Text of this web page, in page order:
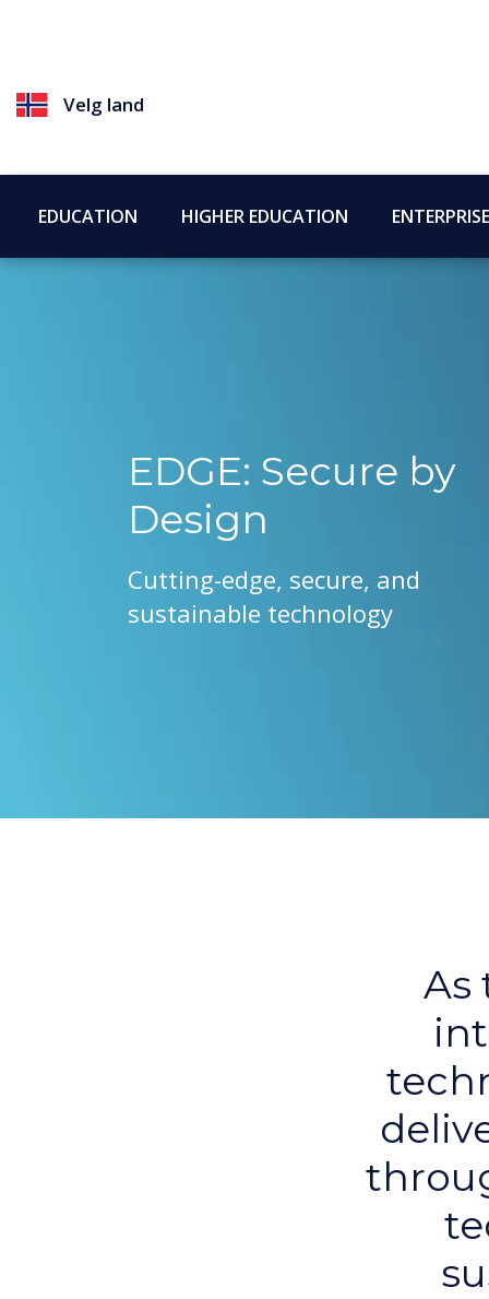
Velg land
EDUCATION HIGHER EDUCATION ENTERPRISE
EDGE: Secure by
Design
Cutting-edge, secure, and
sustainable technology
As